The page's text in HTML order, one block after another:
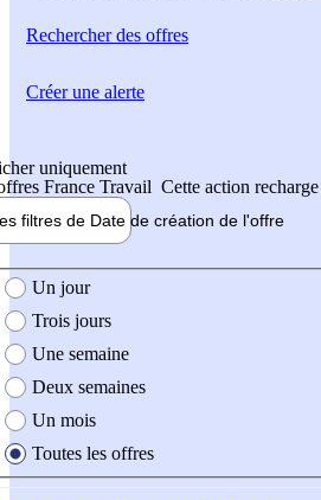
Rechercherdes offres
uniquement
France Travail Cette action
filtres de Date de création de l'offre
création de l'offre
Un jour
Trois jours
Une semaine
Deux semaines
Un mois
Toutes les offres
Créer une alerte